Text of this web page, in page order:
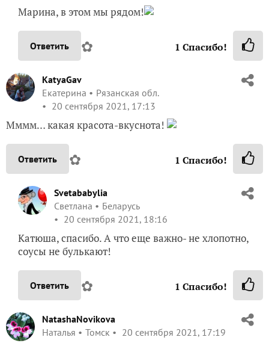
Марина, в этом мы рядом!
Ответить ✿ 1 Спасибо!
KatyaGav
Екатерина
Рязанская обл.
20 сентября 2021, 17:13
Мммм… какая красота-вкуснота!
Ответить ✿ 1 Спасибо!
Svetababylia
Светлана
Беларусь
20 сентября 2021, 18:16
Катюша, спасибо. А что еще важно- не хлопотно,
соусы не булькают!
Ответить ✿ 1 Спасибо!
NatashaNovikova
Наталья
Томск 20 сентября 2021, 17:19